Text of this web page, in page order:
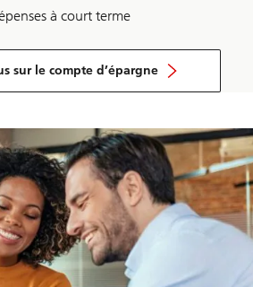
à court terme
sur le compte d’épargne